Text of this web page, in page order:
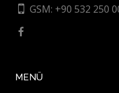
GSM: +90 532 250
MENÜ